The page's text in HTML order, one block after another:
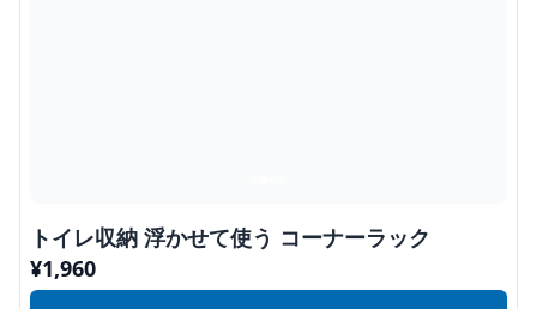
トイレ収納 浮かせて使う コーナーラック
¥1,960